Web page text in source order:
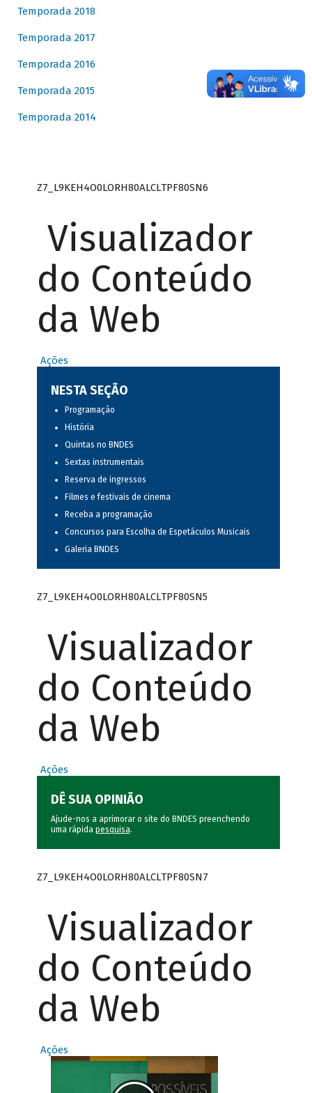
Temporada 2018
Temporada 2017
Temporada 2016
Temporada 2015
Temporada 2014
Z7_L9KEH4O0LORH80ALCLTPF80SN6
Visualizador
do Conteúdo
da Web
Ações
NESTA SEÇÃO
Programação
História
Quintas no BNDES
Sextas instrumentais
Reserva de ingressos
Filmes e festivais de cinema
Receba a programação
Concursos para Escolha de Espetáculos Musicais
Galeria BNDES
Z7_L9KEH4O0LORH80ALCLTPF80SN5
Visualizador
do Conteúdo
da Web
Ações
DÊ SUA OPINIÃO
Ajude-nos a aprimorar o site do BNDES preenchendo
uma rápida pesquisa.
Z7_L9KEH4O0LORH80ALCLTPF80SN7
Visualizador
do Conteúdo
da Web
Ações